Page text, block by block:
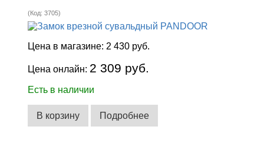
(Код:3705)
Цена в магазине: 2 430 руб.
Цена онлайн: 2 309 руб.
Есть в наличии
В корзину Подробнее